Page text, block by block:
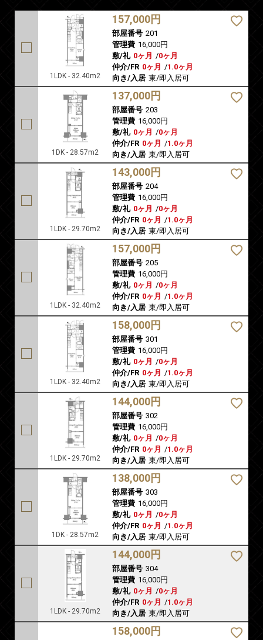
1LDK - 32.40m2
157,000円
部屋番号 201
管理費 16,000円
敷/礼 0ヶ月 /0ヶ月
仲介/FR 0ヶ月 /1.0ヶ月
向き/入居 東/即入居可
1DK - 28.57m2
137,000円
部屋番号 203
管理費 16,000円
敷/礼 0ヶ月 /0ヶ月
仲介/FR 0ヶ月 /1.0ヶ月
向き/入居 東/即入居可
1LDK - 29.70m2
143,000円
部屋番号 204
管理費 16,000円
敷/礼 0ヶ月 /0ヶ月
仲介/FR 0ヶ月 /1.0ヶ月
向き/入居 東/即入居可
1LDK - 32.40m2
157,000円
部屋番号 205
管理費 16,000円
敷/礼 0ヶ月 /0ヶ月
仲介/FR 0ヶ月 /1.0ヶ月
向き/入居 東/即入居可
1LDK - 32.40m2
158,000円
部屋番号 301
管理費 16,000円
敷/礼 0ヶ月 /0ヶ月
仲介/FR 0ヶ月 /1.0ヶ月
向き/入居 東/即入居可
1LDK - 29.70m2
144,000円
部屋番号 302
管理費 16,000円
敷/礼 0ヶ月 /0ヶ月
仲介/FR 0ヶ月 /1.0ヶ月
向き/入居 東/即入居可
1DK - 28.57m2
138,000円
部屋番号 303
管理費 16,000円
敷/礼 0ヶ月 /0ヶ月
仲介/FR 0ヶ月 /1.0ヶ月
向き/入居 東/即入居可
1LDK - 29.70m2
144,000円
部屋番号 304
管理費 16,000円
敷/礼 0ヶ月 /0ヶ月
仲介/FR 0ヶ月 /1.0ヶ月
向き/入居 東/即入居可
158,000円